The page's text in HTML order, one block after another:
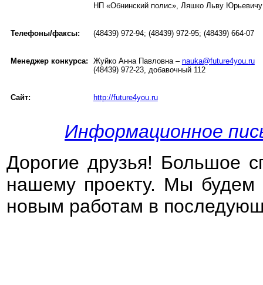
НП «Обнинский полис», Ляшко Льву Юрьевичу
Телефоны/факсы: (48439) 972-94; (48439) 972-95; (48439) 664-07
Менеджер конкурса: Жуйко Анна Павловна – nauka@future4you.ru
(48439) 972-23, добавочный 112
Сайт: http://future4you.ru
Информационное
Дорогие друзья! Большое
нашему проекту. Мы
новым работам в